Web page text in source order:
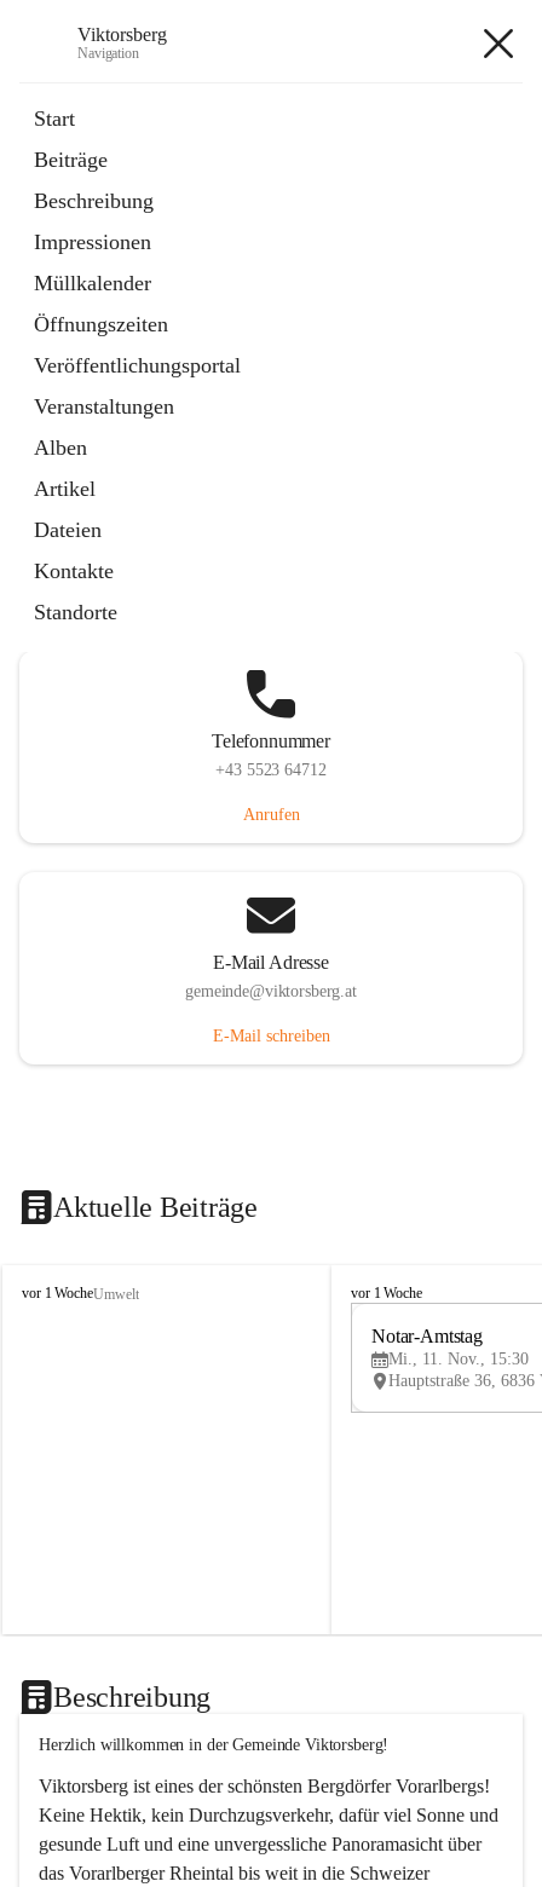
Viktorsberg
Navigation
Start
Beiträge
Beschreibung
Impressionen
Müllkalender
Öffnungszeiten
Veröffentlichungsportal
Veranstaltungen
Alben
Artikel
Dateien
Kontakte
Standorte
1 Schnellzugriff
Bürgerservice
10 Schnellzugriffe
Telefonnummer
+43 5523 64712
Anrufen
E-Mail Adresse
gemeinde@viktorsberg.at
E-Mail schreiben
Aktuelle Beiträge
V
vor 1 WocheUmwelt
V
vor 1 Woche
Notar-Amtstag
Mi., 11. Nov., 15:30
Beschreibung
Herzlich willkommen in der Gemeinde Viktorsberg!
Viktorsberg ist eines der schönsten Bergdörfer Vorarlbergs!
Keine Hektik, kein Durchzugsverkehr, dafür viel Sonne und
gesunde Luft und eine unvergessliche Panoramasicht über
das Vorarlberger Rheintal bis weit in die Schweizer